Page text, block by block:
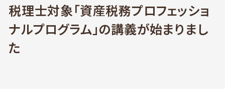
税理士対象「資産税務プロフェッショ
ナルプログラム」の講義が始まりまし
た